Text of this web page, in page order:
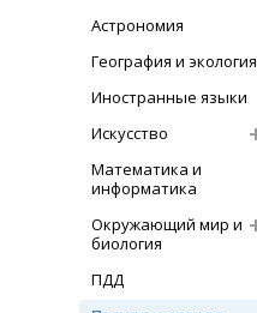
Астрономия
География и экология
Иностранные языки
Искусство
Математика и
информатика
Окружающий мир и
биология
ПДД